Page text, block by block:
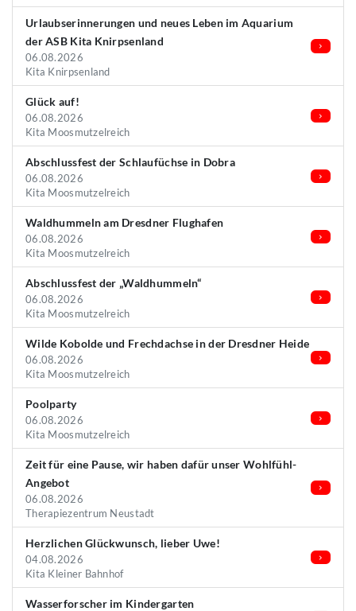
Urlaubserinnerungen und neues Leben im Aquarium
der ASB Kita Knirpsenland
06.08.2026
Kita Knirpsenland
Glück auf!
06.08.2026
Kita Moosmutzelreich
Abschlussfest der Schlaufüchse in Dobra
06.08.2026
Kita Moosmutzelreich
Waldhummeln am Dresdner Flughafen
06.08.2026
Kita Moosmutzelreich
Abschlussfest der „Waldhummeln“
06.08.2026
Kita Moosmutzelreich
Wilde Kobolde und Frechdachse in der Dresdner Heide
06.08.2026
Kita Moosmutzelreich
Poolparty
06.08.2026
Kita Moosmutzelreich
Zeit für eine Pause, wir haben dafür unser Wohlfühl-
Angebot
06.08.2026
Therapiezentrum Neustadt
Herzlichen Glückwunsch, lieber Uwe!
04.08.2026
Kita Kleiner Bahnhof
Wasserforscher im Kindergarten